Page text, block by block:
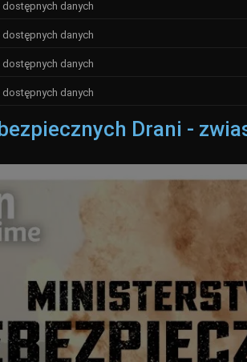
dostępnych danych
dostępnych danych
dostępnych danych
dostępnych danych
Drani -